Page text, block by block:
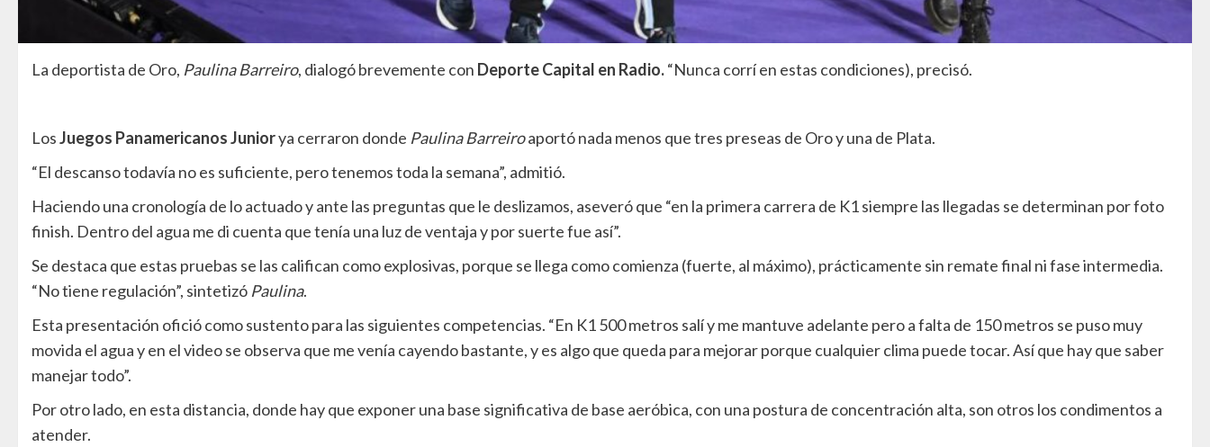
La deportista de Oro, Paulina Barreiro, dialogó brevemente con Deporte Capital en Radio.“Nunca corrí en estas condiciones), precisó.
LosJuegos Panamericanos Juniorya cerraron donde Paulina Barreiroaportó nada menos que tres preseas de Oro y una de Plata.
“El descanso todavía no es suficiente, pero tenemos toda la semana”, admitió.
Haciendo una cronología de lo actuado y ante las preguntas que le deslizamos, aseveró que “en la primera carrera de K1 siempre las llegadas se determinan por foto
finish. Dentro del agua me di cuenta que tenía una luz de ventaja y por suerte fue así”.
Se destaca que estas pruebas se las califican como explosivas, porque se llega como comienza (fuerte, al máximo), prácticamente sin remate final ni fase intermedia.
“No tiene regulación”, sintetizó Paulina.
Esta presentación ofició como sustento para las siguientes competencias. “En K1 500 metros salí y me mantuve adelante pero a falta de 150 metros se puso muy
movida el agua y en el video se observa que me venía cayendo bastante, y es algo que queda para mejorar porque cualquier clima puede tocar. Así que hay que saber
manejar todo”.
Por otro lado, en esta distancia, donde hay que exponer una base significativa de base aeróbica, con una postura de concentración alta, son otros los condimentos a
atender.